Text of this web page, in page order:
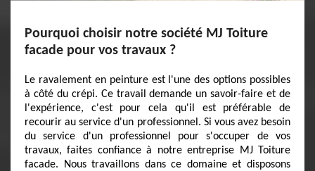
Pourquoi choisir notre société MJ Toiture
facade pour vos travaux ?
Le ravalement en peinture est l'une des options possibles
à côté du crépi. Ce travail demande un savoir-faire et de
l'expérience, c'est pour cela qu'il est préférable de
recourir au service d'un professionnel. Si vous avez besoin
du service d'un professionnel pour s'occuper de vos
travaux, faites confiance à notre entreprise MJ Toiture
facade. Nous travaillons dans ce domaine et disposons